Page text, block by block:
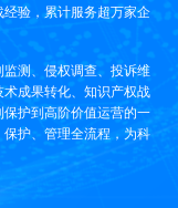
验，累计服务超万家企
测、侵权调查、投诉维
成果转化、知识产权战
护到高阶价值运营的一
护、管理全流程，为科